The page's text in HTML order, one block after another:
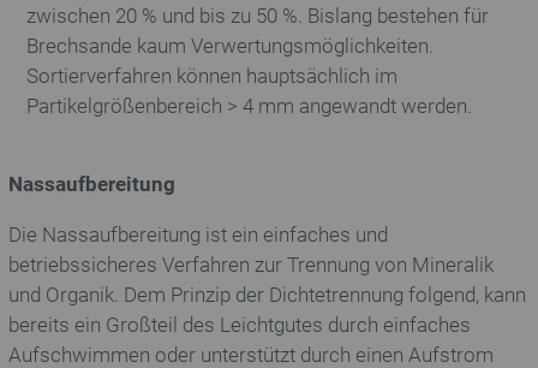
zwischen 20 % und bis zu 50 %. Bislang bestehen für
Brechsande kaum Verwertungsmöglichkeiten.
Sortierverfahren können hauptsächlich im
Partikelgrößenbereich > 4 mm angewandt werden.
Nassaufbereitung
Die Nassaufbereitung ist ein einfaches und
betriebssicheres Verfahren zur Trennung von Mineralik
und Organik. Dem Prinzip der Dichtetrennung folgend, kann
bereits ein Großteil des Leichtgutes durch einfaches
Aufschwimmen oder unterstützt durch einen Aufstrom